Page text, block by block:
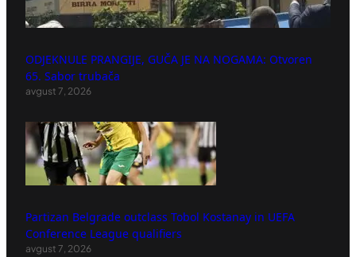
ODJEKNULE PRANGIJE, GUČA JE NA NOGAMA: Otvoren
65. Sabor trubača
avgust 7, 2026
Partizan Belgrade outclass Tobol Kostanay in UEFA
Conference League qualifiers
avgust 7, 2026